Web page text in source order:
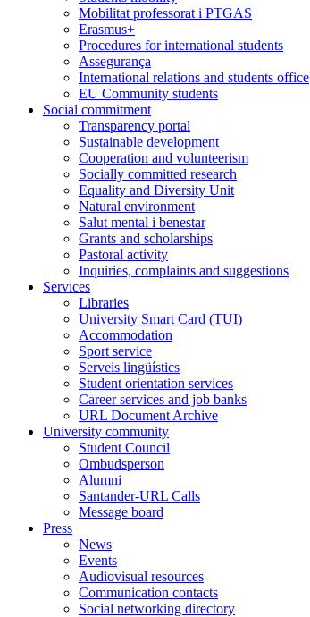
Mobilitat professorat i PTGAS
Erasmus+
Procedures for international students
Assegurança
International relations and students office
EU Community students
Social commitment
Transparency portal
Sustainable development
Cooperation and volunteerism
Socially committed research
Equality and Diversity Unit
Natural environment
Salut mental i benestar
Grants and scholarships
Pastoral activity
Inquiries, complaints and suggestions
Services
Libraries
University Smart Card (TUI)
Accommodation
Sport service
Serveis lingüístics
Student orientation services
Career services and job banks
URL Document Archive
University community
Student Council
Ombudsperson
Alumni
Santander-URL Calls
Message board
Press
News
Events
Audiovisual resources
Communication contacts
Social networking directory